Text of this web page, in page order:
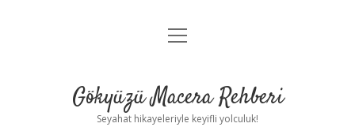
Anasayfa
Yasal Uyarı
menüyü
Gökyüzü Macera Rehberi
Seyahat hikayeleriyle keyifli yolculuk!